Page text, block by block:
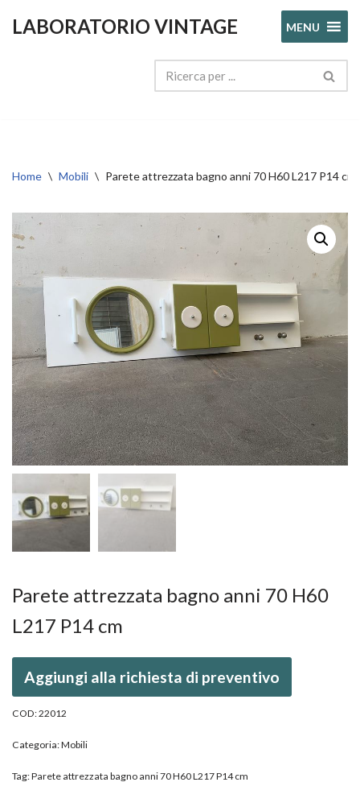
LABORATORIO VINTAGE MENU
Home \ Mobili \ Parete attrezzata bagno anni 70 H60 L217 P14 cm
Parete attrezzata bagno anni 70 H60
L217 P14 cm
Aggiungi alla richiesta di preventivo
COD:22012
Categoria:Mobili
Tag:Parete attrezzata bagno anni 70 H60 L217 P14 cm